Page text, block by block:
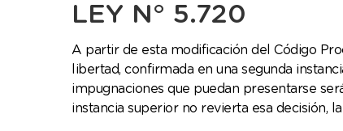
LEY N° 5.720
A partir de esta modificación del Código
libertad, confirmada en una segunda
impugnaciones que puedan presentarse
instancia superior no revierta esa decisión,